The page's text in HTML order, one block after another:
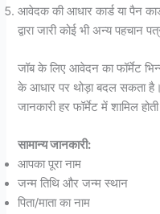
आवेदक की आधार कार्ड या पैन
द्वारा जारी कोई भी अन्य पहचान
जॉब के लिए आवेदन का फॉर्मेट
के आधार पर थोड़ा बदल सकता
जानकारी हर फॉर्मेट में शामिल
सामान्य जानकारी:
आपका पूरा नाम
जन्म तिथि और जन्म स्थान
पिता/माता का नाम